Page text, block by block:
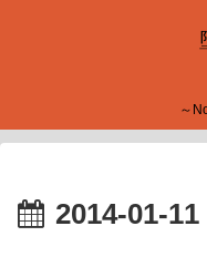
～
2014-01-11